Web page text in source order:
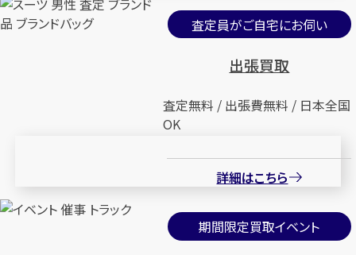
査定員がご自宅にお伺い
出張買取
査定無料 / 出張費無料 / 日本全国
OK
詳細はこちら
期間限定買取イベント